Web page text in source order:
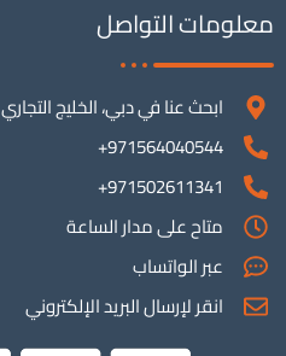
معلومات التواصل
ابحث عنا في دبي، الخليج التجاري
971564040544+
971502611341+
متاح على مدار الساعة
عبر الواتساب
انقر لإرسال البريد الإلكتروني